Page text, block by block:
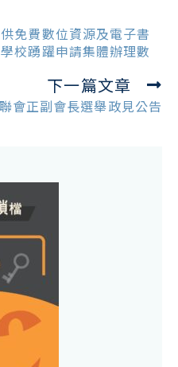
免費數位資源及電子書
校踴躍申請集體辦理數
下一篇文章
會正副會長選舉政見公告